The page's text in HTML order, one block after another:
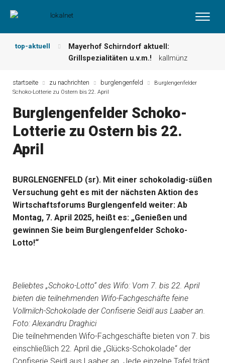
top-aktuell
Mayerhof Schirndorf aktuell:
Grillspezialitäten u.v.m.!
kallmünz
und mehr … burglengenfeld
Der „deutsche Michel“ muss nun
leserbriefe
Maxhütter Fischladen: Unser aktuelles
Metzgerei Hummel: Aktuelles
Wochenangebot!
maxhütte-haidhof
startseite zu nachrichten burglengenfeld
Burglengenfelder
Schoko-Lotterie zu Ostern bis 22. April
Burglengenfelder Schoko-
Lotterie zu Ostern bis 22.
April
BURGLENGENFELD (sr). Mit einer schokoladig-süßen
Versuchung geht es mit der nächsten Aktion des
Wirtschaftsforums Burglengenfeld weiter: Ab
Montag, 7. April 2025, heißt es: „Genießen und
gewinnen Sie beim Burglengenfelder Schoko-
Lotto!“
Beliebtes „Schoko-Lotto“ des Wifo: Vom 7. bis 22. April
bieten die teilnehmenden Wifo-Fachgeschäfte feine
Vollmilch-Schokolade der Confiserie Seidl aus Laaber an.
Foto: Alexandru Draghici
Die teilnehmenden Wifo-Fachgeschäfte bieten von 7. bis
einschließlich 22. April die „Glücks-Schokolade“ der